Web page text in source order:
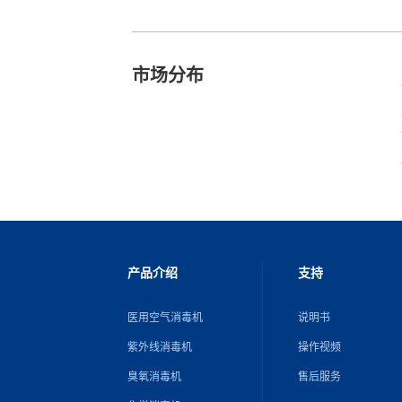
市场分布
产品介绍
医用空气消毒机
紫外线消毒机
臭氧消毒机
支持
说明书
操作视频
售后服务